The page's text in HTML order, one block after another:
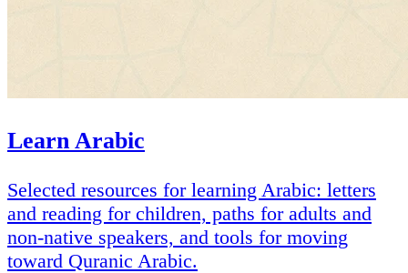
Learn Arabic
Selected resources for learning Arabic: letters
and reading for children, paths for adults and
non-native speakers, and tools for moving
toward Quranic Arabic.